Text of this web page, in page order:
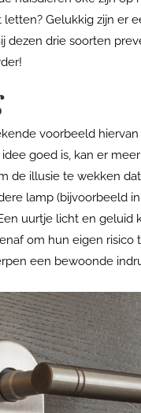
Gelukkig zijn er
dezen drie soorten
voorbeeld hiervan
goed is, kan er
de illusie te wekken
lamp (bijvoorbeeld
uurtje licht en geluid
om hun eigen risico
een bewoonde